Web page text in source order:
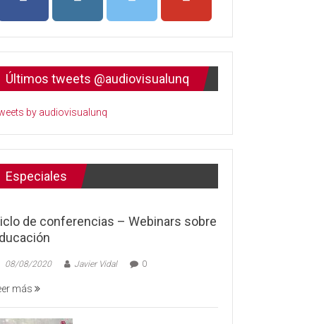
Últimos tweets @audiovisualunq
by audiovisualunq
Especiales
de conferencias – Webinars sobre
08/08/2020 Javier Vidal 0
más